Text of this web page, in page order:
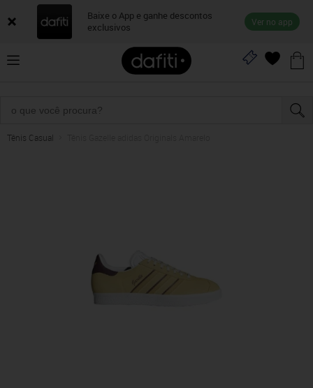
Baixe o App e ganhe descontos
exclusivos
Ver no app
Tênis Casual